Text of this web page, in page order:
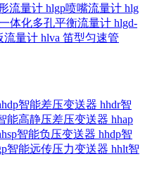
流量计 hlgp喷嘴流量计 hlg
体化多孔平衡流量计 hlgd-
流量计 hlva 笛型匀速管
智能差压变送器 hhdr智
能高静压差压变送器 hhap
智能负压变送器 hhdp智
智能远传压力变送器 hhlt智